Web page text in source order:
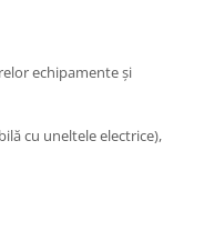
echipamente și
cu uneltele electrice),